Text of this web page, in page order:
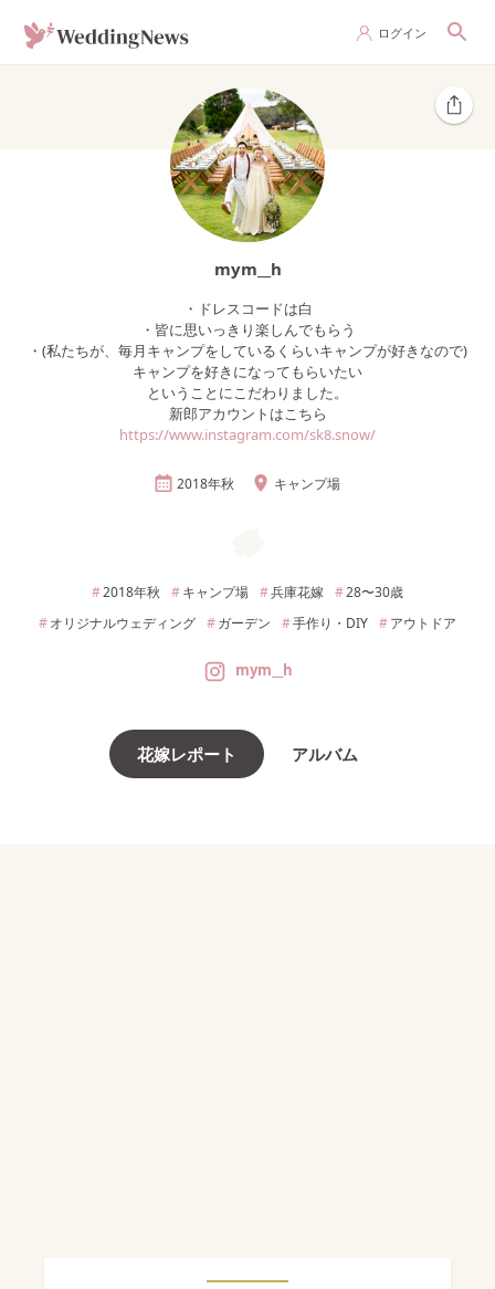
ログイン
mym__h
・ドレスコードは白
・皆に思いっきり楽しんでもらう
・(私たちが、毎月キャンプをしているくらいキャンプが好きなので)
キャンプを好きになってもらいたい
ということにこだわりました。
新郎アカウントはこちら
https://www.instagram.com/sk8.snow/
2018年秋 キャンプ場
2018年秋 キャンプ場 兵庫花嫁 28〜30歳
オリジナルウェディング
ガーデン 手作り・DIY アウトドア
mym__h
花嫁レポート アルバム